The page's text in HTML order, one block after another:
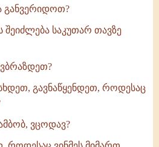
განვერიდოთ?
შეიძლება საკუთარ თავზე
გავნაწყენდეთ, როდესაც
ვცოდავ?